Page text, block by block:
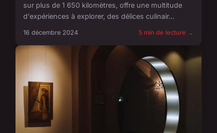
sur plus de 1 650 kilomètres, offre une multitude
d'expériences à explorer, des délices culinair...
16 décembre 2024 5 min de lecture →